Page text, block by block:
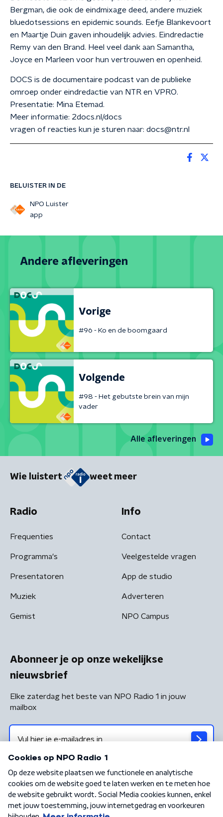
BELUISTER IN DE
NPO Luister
app
Bergman, die ook de eindmixage deed, andere muziek
bluedotsessions en epidemic sounds. Eefje Blankevoort
en Maartje Duin gaven inhoudelijk advies. Eindredactie
Remy van den Brand. Heel veel dank aan Samantha,
Joyce en Marleen voor hun vertrouwen en openheid.
DOCS is de documentaire podcast van de publieke
omroep onder eindredactie van NTR en VPRO.
Presentatie: Mina Etemad.
Meer informatie: 2docs.nl/docs
vragen of reacties kun je sturen naar: docs@ntr.nl
Andere afleveringen
Vorige
#96 - Ko en de boomgaard
Volgende
#98 - Het gebutste brein van mijn
vader
Alle afleveringen
Wie luistert weet meer
Radio
Frequenties
Programma's
Presentatoren
Muziek
Gemist
Info
Contact
Veelgestelde vragen
App de studio
Adverteren
NPO Campus
Abonneer je op onze wekelijkse
nieuwsbrief
Elke zaterdag het beste van NPO Radio 1 in jouw
mailbox
Algemene voorwaarden